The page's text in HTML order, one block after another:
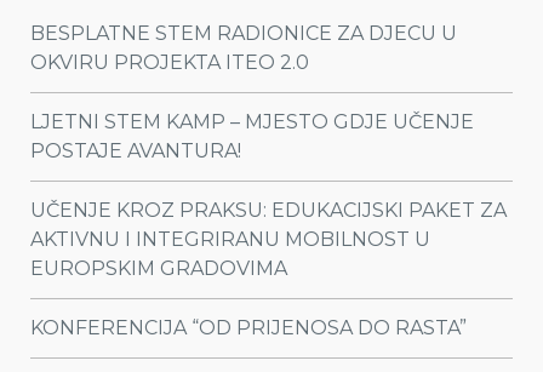
BESPLATNE STEM RADIONICE ZA DJECU U
OKVIRU PROJEKTA ITEO 2.0
LJETNI STEM KAMP – MJESTO GDJE UČENJE
POSTAJE AVANTURA!
UČENJE KROZ PRAKSU: EDUKACIJSKI PAKET ZA
AKTIVNU I INTEGRIRANU MOBILNOST U
EUROPSKIM GRADOVIMA
KONFERENCIJA “OD PRIJENOSA DO RASTA”